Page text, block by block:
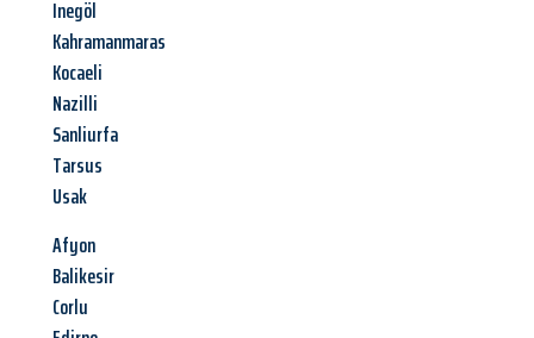
Inegöl
Kahramanmaras
Kocaeli
Nazilli
Sanliurfa
Tarsus
Usak
Afyon
Balikesir
Corlu